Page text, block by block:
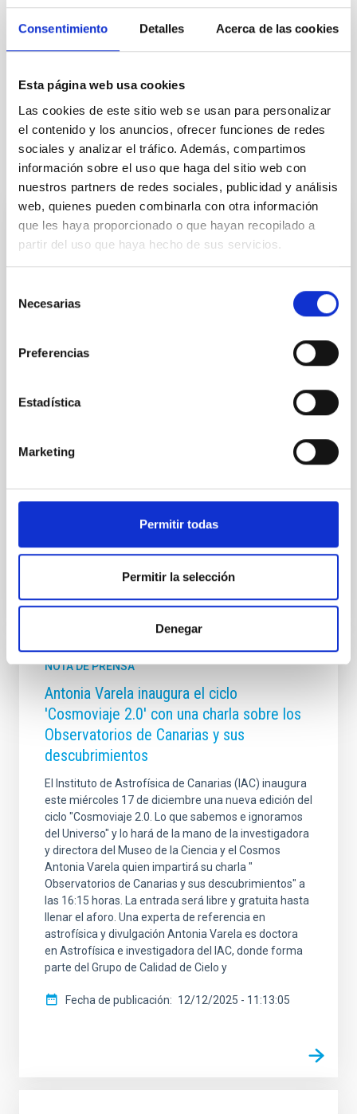
Consentimiento Detalles Acerca de las cookies
Esta página web usa cookies
Las cookies de este sitio web se usan para personalizar
el contenido y los anuncios, ofrecer funciones de redes
sociales y analizar el tráfico. Además, compartimos
información sobre el uso que haga del sitio web con
nuestros partners de redes sociales, publicidad y análisis
web, quienes pueden combinarla con otra información
que les haya proporcionado o que hayan recopilado a
partir del uso que haya hecho de sus servicios.
Necesarias
Preferencias
Estadística
Marketing
Permitir todas
Permitir la selección
Denegar
Otras noticias relacionadas
NOTA DE PRENSA
El IAC invita a los centros educativos a
igualdad
Astrofísica de Canarias (IAC), en colaboración con el
equipo de Coordinadores Nacionales de Educación de
Astronomía para la Educación (Unión Astronómica
Internacional), se suma a la iniciativa internacional
el 18 y el 23 de marzo de 2026, utiliza la astronomía
como una herramienta para promover la paz, la
NOTA DE PRENSA
Antonia Varela inaugura el ciclo
'Cosmoviaje 2.0' con una charla sobre los
Observatorios de Canarias y sus
descubrimientos
El Instituto de Astrofísica de Canarias (IAC) inaugura
este miércoles 17 de diciembre una nueva edición del
ciclo "Cosmoviaje 2.0. Lo que sabemos e ignoramos
del Universo" y lo hará de la mano de la investigadora
y directora del Museo de la Ciencia y el Cosmos
Antonia Varela quien impartirá su charla "
Observatorios de Canarias y sus descubrimientos" a
las 16:15 horas. La entrada será libre y gratuita hasta
llenar el aforo. Una experta de referencia en
astrofísica y divulgación Antonia Varela es doctora
en Astrofísica e investigadora del IAC, donde forma
parte del Grupo de Calidad de Cielo y
Fecha de publicación 12/12/2025 - 11:13:05